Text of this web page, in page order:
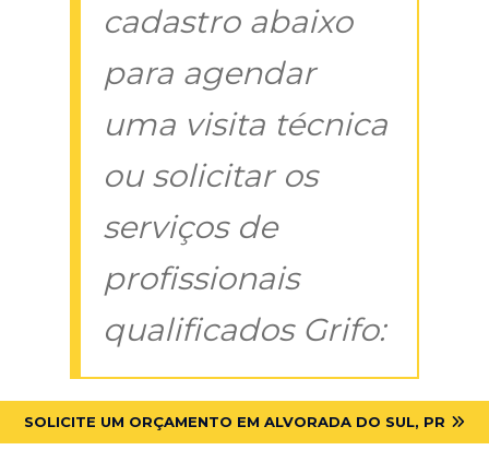
cadastro abaixo
para agendar
uma visita técnica
ou solicitar os
serviços de
profissionais
qualificados Grifo:
SOLICITE UM ORÇAMENTO EM ALVORADA DO SUL, PR